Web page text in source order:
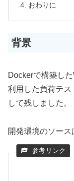
おわりに
背景
Dockerで構築し
利用した負荷テス
して残しました。
開発環境のソース